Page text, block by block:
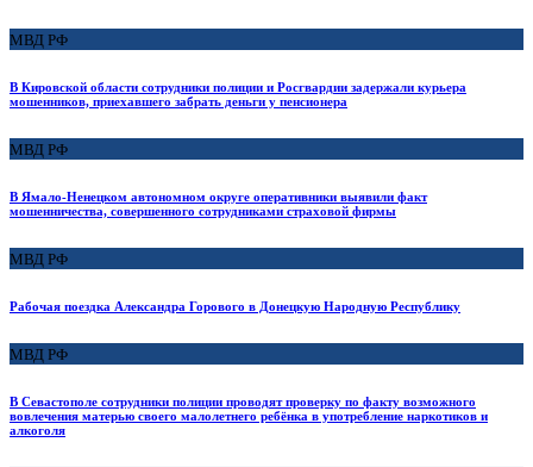
МВД РФ
В Кировской области сотрудники полиции и Росгвардии задержали курьера
мошенников, приехавшего забрать деньги у пенсионера
МВД РФ
В Ямало-Ненецком автономном округе оперативники выявили факт
мошенничества, совершенного сотрудниками страховой фирмы
МВД РФ
Рабочая поездка Александра Горового в Донецкую Народную Республику
МВД РФ
В Севастополе сотрудники полиции проводят проверку по факту возможного
вовлечения матерью своего малолетнего ребёнка в употребление наркотиков и
алкоголя